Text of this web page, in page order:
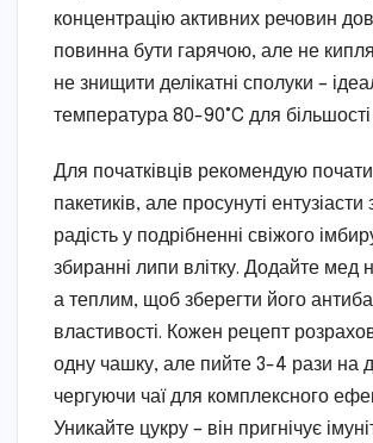
концентрацію активних речовин
повинна бути гарячою, але не
не знищити делікатні сполуки –
температура 80-90°C для більшості
Для початківців рекомендую
пакетиків, але просунуті ентузіасти
радість у подрібненні свіжого
збиранні липи влітку. Додайте мед
а теплим, щоб зберегти його
властивості. Кожен рецепт
одну чашку, але пийте 3-4 рази на
чергуючи чаї для комплексного
Уникайте цукру – він пригнічує